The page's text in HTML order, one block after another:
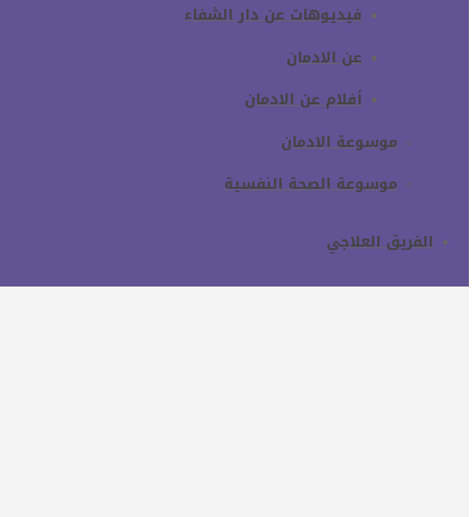
فيديوهات عن دار الشفاء
عن الادمان
أفلام عن الادمان
موسوعة الادمان
موسوعة الصحة النفسية
الفريق العلاجي